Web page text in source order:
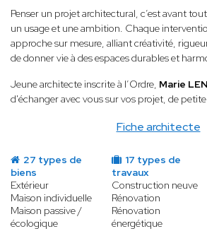
Fiche architecte
Penser un projet architectural, c’est avant
un usage et une ambition. Chaque
approche sur mesure, alliant créativité,
de donner vie à des espaces durables et
Jeune architecte inscrite à l’Ordre, Marie
d'échanger avec vous sur vos projet, de
27 types de
biens
Extérieur
Maison individuelle
Maison passive /
écologique
17 types de
travaux
Construction neuve
Rénovation
Rénovation
énergétique